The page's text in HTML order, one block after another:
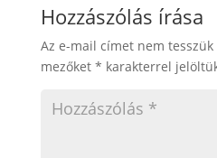
Hozzászólás írása
Az e-mail címet nem tesszük
mezőket * karakterrel